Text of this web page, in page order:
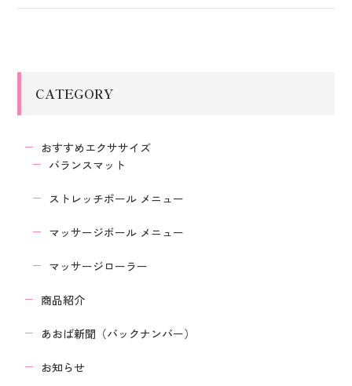
CATEGORY
おすすめエクササイズ
バランスマット
ストレッチポール メニュー
マッサージボール メニュー
マッサージローラー
商品紹介
あおば新聞（バックナンバー）
お知らせ